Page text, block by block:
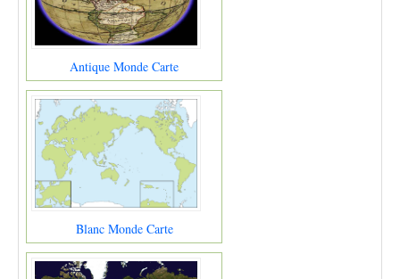
Antique Monde Carte
Blanc Monde Carte